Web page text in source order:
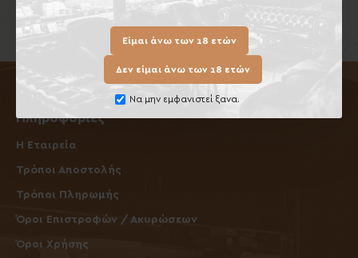
Είμαι άνω των 18 ετών
Δεν είμαι άνω των 18 ετών
Να μην εμφανιστεί ξανα.
Πληροφορίες
Η Εταιρεία
Τρόποι Αποστολής
Τρόποι Πληρωμής
Όροι Επιστροφών / Ακυρώσεων
Όροι Χρήσης